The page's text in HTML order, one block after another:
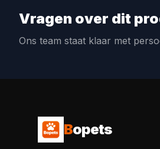
Vragen over dit
Ons team staat klaar met
Bopets